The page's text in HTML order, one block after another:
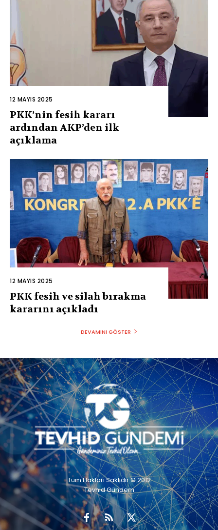
12 MAYIS 2025
PKK’nin fesih kararı
ardından AKP’den ilk
açıklama
12 MAYIS 2025
PKK fesih ve silah bırakma
kararını açıkladı
DEVAMINI GÖSTER
Tüm Hakları Saklıdır © 2012
Tevhid Gündem